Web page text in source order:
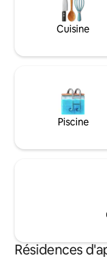
Cuisine
Piscine
Résidences